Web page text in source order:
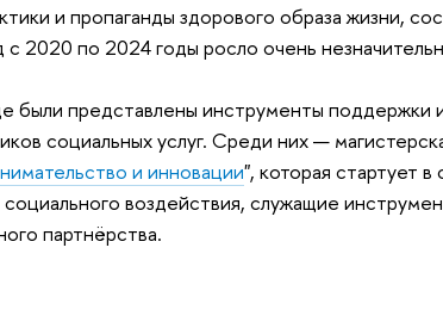
и пропаганды здорового образа жизни,
с 2020 по 2024 годы росло очень
были представлены инструменты поддержки
социальных услуг. Среди них —
и инновации", которая стартует
воздействия, служащие
партнёрства.